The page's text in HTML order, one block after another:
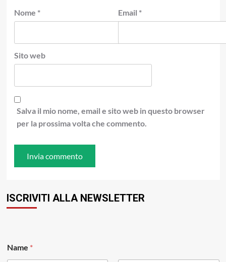
Nome * Email *
Sito web
Salva il mio nome, email e sito web in questo browser
per la prossima volta che commento.
ISCRIVITI ALLA NEWSLETTER
Name *